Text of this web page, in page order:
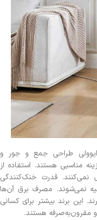
ایوولی طراحی جمع و جور و
مناسبی هستند. استفاده از
قدرت خنک‌کنندگی
نمی‌شوند. مصرف برق آن‌ها
این برند بیشتر برای کسانی
مقرون‌به‌صرفه هستند.